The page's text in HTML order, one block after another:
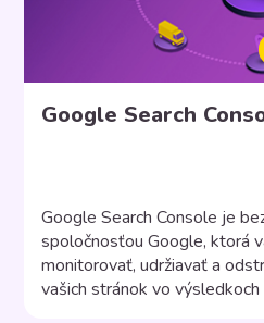
Google Search
Google Search Console je
spoločnosťou Google, ktorá
monitorovať, udržiavať a
vašich stránok vo